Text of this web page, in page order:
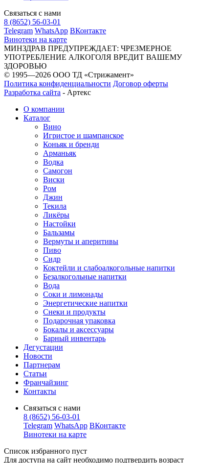
Связаться с нами
8 (8652) 56-03-01
Telegram WhatsApp ВКонтакте
Винотеки на карте
МИНЗДРАВ ПРЕДУПРЕЖДАЕТ: ЧРЕЗМЕРНОЕ
УПОТРЕБЛЕНИЕ АЛКОГОЛЯ ВРЕДИТ ВАШЕМУ
ЗДОРОВЬЮ
© 1995—2026 ООО ТД «Стрижамент»
Политика конфиденциальности Договор оферты
Разработка сайта - Артекс
О компании
Каталог
Вино
Игристое и шампанское
Коньяк и бренди
Арманьяк
Водка
Самогон
Виски
Ром
Джин
Текила
Ликёры
Настойки
Бальзамы
Вермуты и аперитивы
Пиво
Сидр
Коктейли и слабоалкогольные напитки
Безалкогольные напитки
Вода
Соки и лимонады
Энергетические напитки
Снеки и продукты
Подарочная упаковка
Бокалы и аксессуары
Барный инвентарь
Дегустации
Новости
Партнерам
Статьи
Франчайзинг
Контакты
Связаться с нами
8 (8652) 56-03-01
Telegram WhatsApp ВКонтакте
Винотеки на карте
Список избранного пуст
Для доступа на сайт необходимо подтвердить возраст